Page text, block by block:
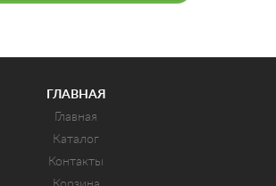
ГЛАВНАЯ
Главная
Каталог
Контакты